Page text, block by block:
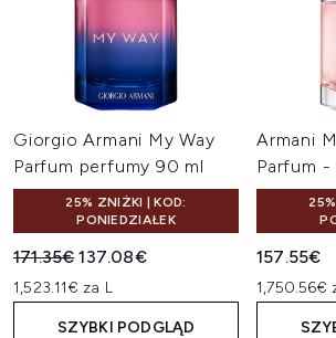
Giorgio Armani My Way
Parfum perfumy 90 ml
25% ZNIŻKI | KOD:
PONIEDZIAŁEK
Sugerowana cena detaliczna:
171.35€Aktualna cena:
137.08€
1,523.11€ za L
SZYBKI PODGLĄD
Armani
Parfum -
157.55€
1,750.56€